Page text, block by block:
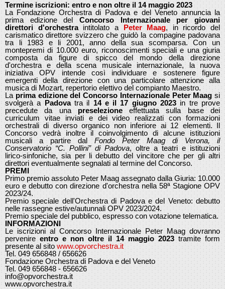
Termine iscrizioni: entro e non oltre il 14 maggio 2023
La Fondazione Orchestra di Padova e del Veneto annuncia la
prima edizione del Concorso Internazionale per giovani
direttori d'orchestraintitolato a Peter Maag, in ricordo del
carismatico direttore svizzero che guidò la compagine padovana
tra li 1983 e li 2001, anno della sua scomparsa. Con un
montepremi di 10.000 euro, riconoscimenti speciali e una giuria
composta da figure di spicco del mondo della direzione
d'orchestra e della scena musicale internazionale, la nuova
iniziativa OPV intende così individuare e sostenere figure
emergenti della direzione con una particolare attenzione alla
musica di Mozart, repertorio elettivo del compianto Maestro.
La prima edizione del Concorso Internazionale Peter Maag si
svolgerà a Padovatra il 14 e il 17 giugno 2023 in tre prove
precedute da una preselezioneeffettuata sulla base dei
curriculum vitae inviati e dei video realizzati con formazioni
orchestrali di diverso organico non inferiore ai 12 elementi. Il
Concorso vedrà inoltre il coinvolgimento di alcune istituzioni
musicali a partire dal Fondo Peter Maag di Verona, il
Conservatorio “C. Pollini” di Padova, oltre a teatri e istituzioni
lirico-sinfoniche, sia per li debutto del vincitore che per gli altri
direttori eventualmente segnalati al termine del Concorso.
PREMI
Primo premio assoluto Peter Maag assegnato dalla Giuria: 10.000
euro e debutto con direzione d'orchestra nella 58ª Stagione OPV
2023/24.
Premio speciale dell'Orchestra di Padova e del Veneto: debutto
nelle rassegne estive/autunnali OPV 2023/2024.
Premio speciale del pubblico, espresso con votazione telematica.
INFORMAZIONI
Le iscrizioni al Concorso Internazionale Peter Maag dovranno
pervenire entro e non oltre il 14 maggio 2023 tramite form
presente al sito www.opvorchestra.it
Tel. 049 656848 / 656626
Fondazione Orchestra di Padova e del Veneto
Tel. 049 656848 - 656626
info@opvorchestra.it
www.opvorchestra.it